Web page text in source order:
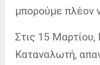
μπορούμε πλέον
Στις 15
Καταναλωτή,